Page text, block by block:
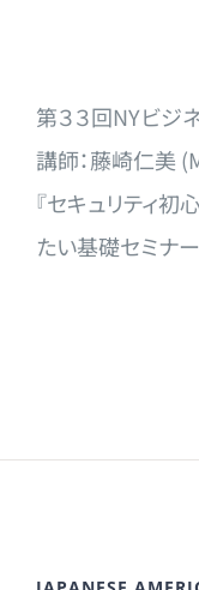
第３３回NYビジ
講師：藤崎仁美
『セキュリティ
たい基礎セミナー